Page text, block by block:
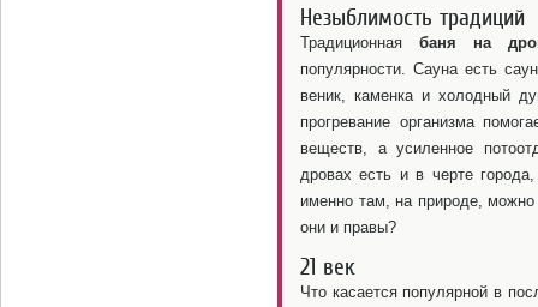
Незыблимость традиций
Традиционная баня на
популярности. Сауна есть
веник, каменка и холодный
прогревание организма
веществ, а усиленное
дровах есть и в черте
именно там, на природе, можно
они и правы?
21 век
Что касается популярной в